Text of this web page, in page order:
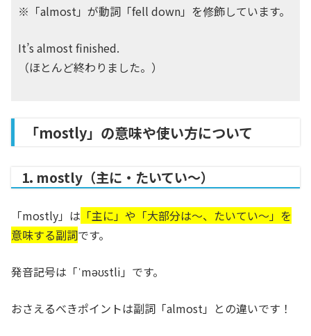
※「almost」が動詞「fell down」を修飾しています。
It’s almost finished.
（ほとんど終わりました。）
「mostly」の意味や使い方について
1. mostly（主に・たいてい～）
「mostly」は 「主に」や「大部分は〜、たいてい～」を
意味する副詞です。
発音記号は「ˈməʊstli」です。
おさえるべきポイントは副詞「almost」との違いです！